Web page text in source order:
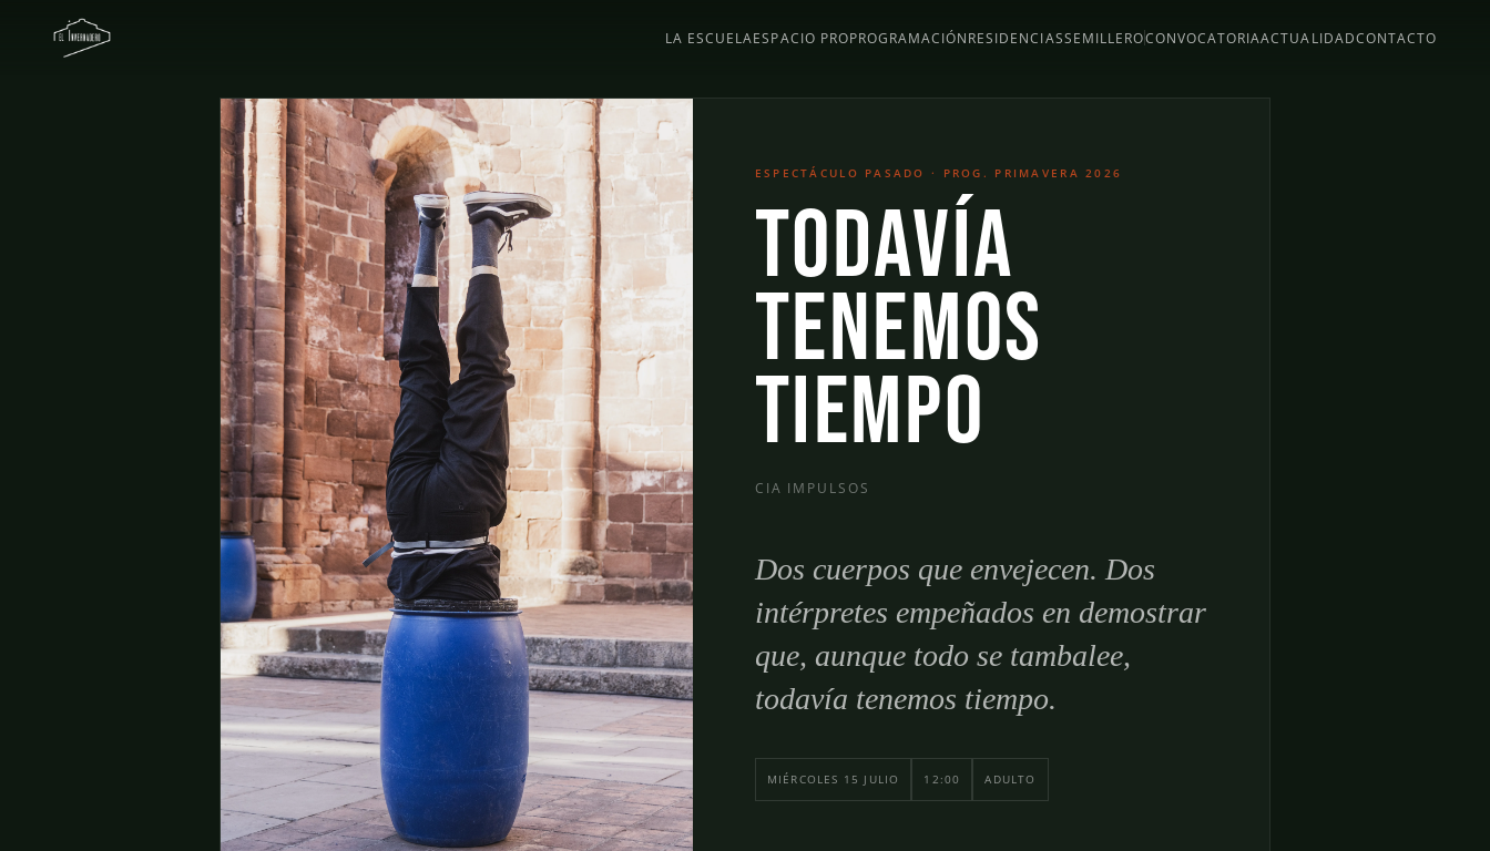
LA ESCUELA ESPACIO PROPROGRAMACIÓN RESIDENCIASSEMILLEROCONVOCATORIAACTUALIDADCONTACTO
ESPECTÁCULO PASADO · PROG. PRIMAVERA 2026
Todavía
tenemos
tiempo
CIA IMPULSOS
Dos cuerpos que envejecen. Dos
intérpretes empeñados en demostrar
que, aunque todo se tambalee,
todavía tenemos tiempo.
MIÉRCOLES 15 JULIO 12:00 ADULTO